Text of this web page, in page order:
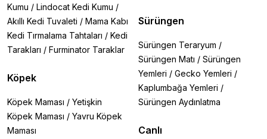
Kumu / Lindocat Kedi Kumu /
Akıllı Kedi Tuvaleti / Mama Kabı
Kedi Tırmalama Tahtaları / Kedi
Tarakları / Furminator Taraklar
Köpek
Köpek Maması / Yetişkin
Köpek Maması / Yavru Köpek
Maması
Sürüngen
Sürüngen Teraryum /
Sürüngen Matı / Sürüngen
Yemleri / Gecko Yemleri /
Kaplumbağa Yemleri /
Sürüngen Aydınlatma
Canlı